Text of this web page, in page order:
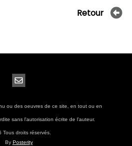
Retour
ou des oeuvres de ce site, en tout ou en
sans l'autorisation écrite de l'auteur.
Tous droits réservés.
By Posterity